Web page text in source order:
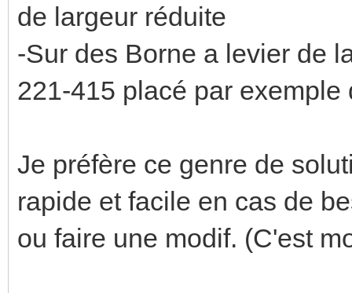
de largeur réduite
-Sur des Borne a levier de
221-415 placé par
Je préfère ce genre de
rapide et facile en cas de
ou faire une modif. (C'est